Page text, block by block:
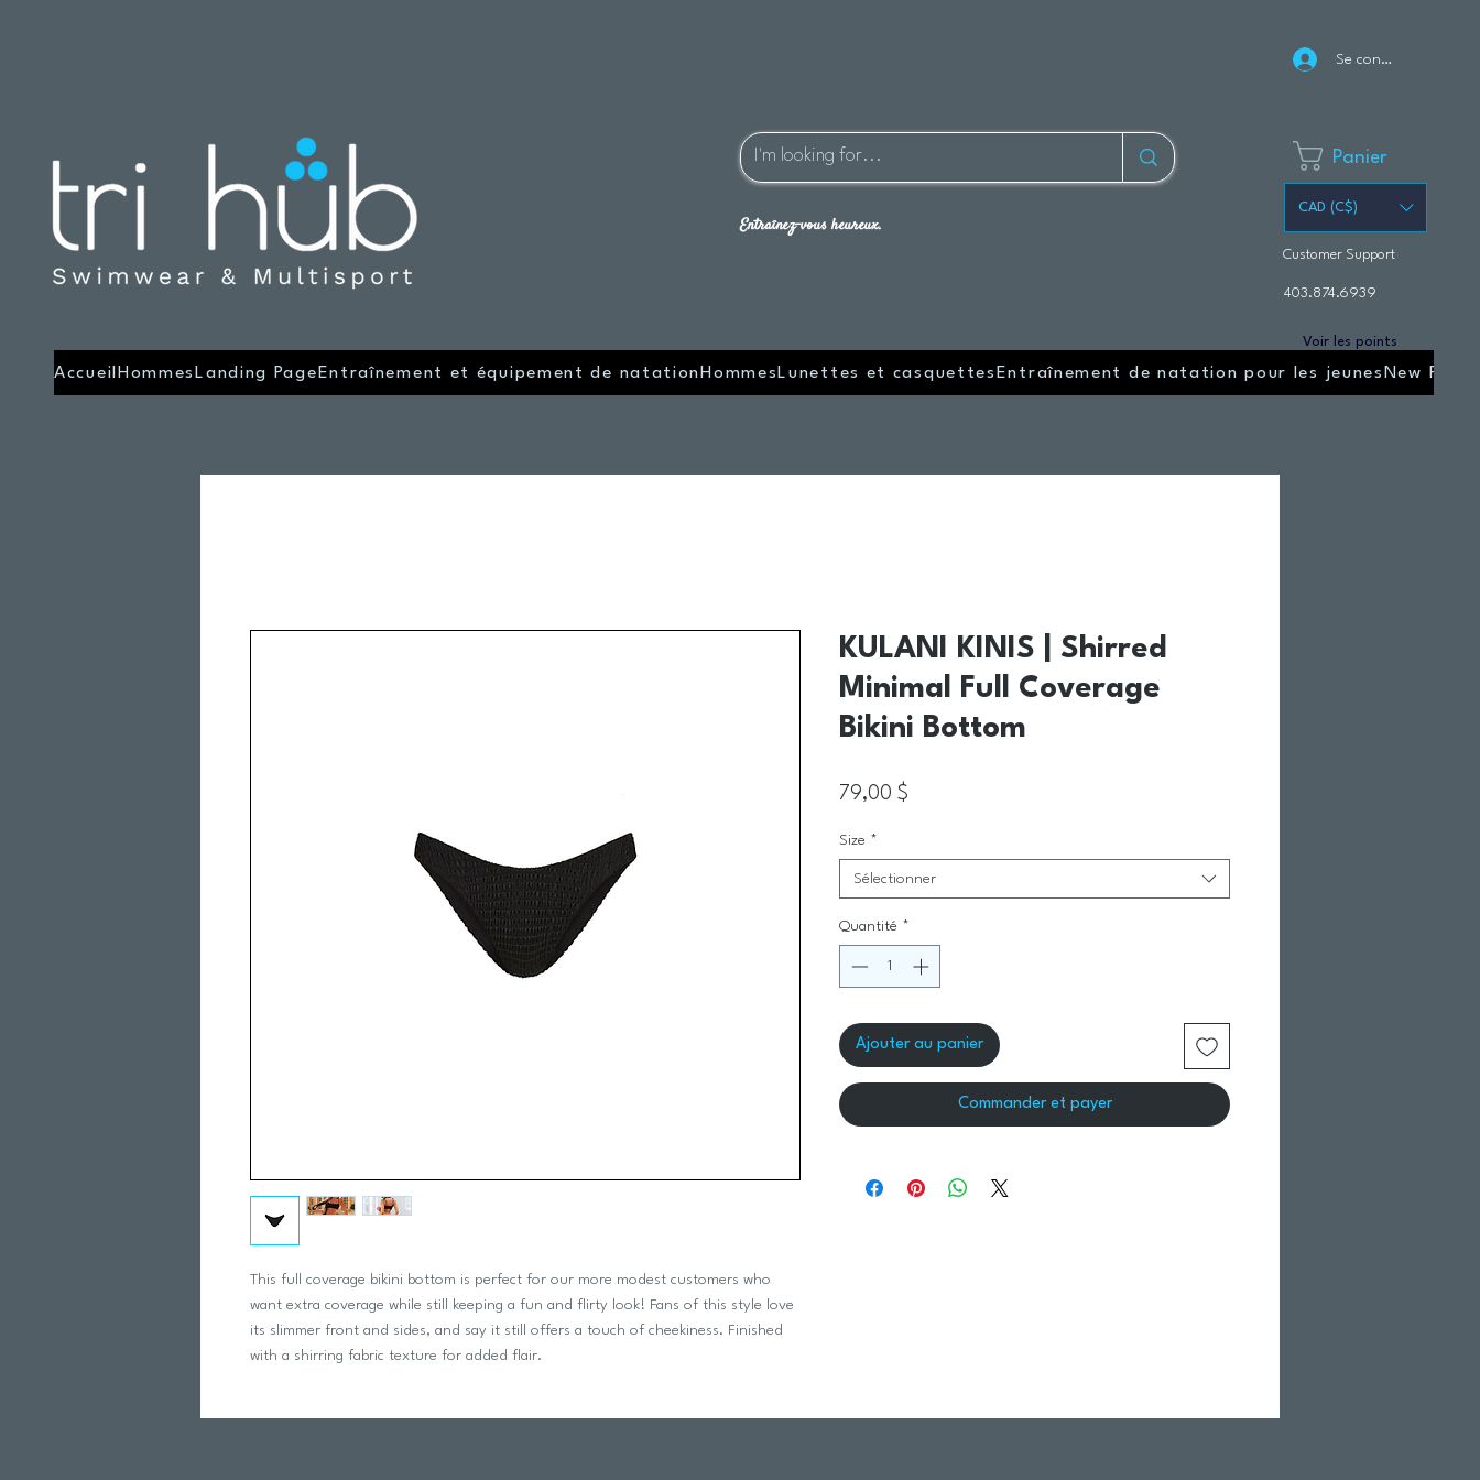
Se connecter
Entraînez-vous heureux.
Panier
CAD (C$)
Customer Support
403.874.6939
Voir les points
Accueil Hommes Landing Page Entraînement et équipement de natation Hommes Lunettes et casquettes Entraînement de natation pour les jeunes New Page
This full coverage bikini bottom is perfect for our more modest customers who
want extra coverage while still keeping a fun and flirty look! Fans of this style love
its slimmer front and sides, and say it still offers a touch of cheekiness. Finished
with a shirring fabric texture for added flair.
KULANI KINIS | Shirred
Minimal Full Coverage
Bikini Bottom
79,00 $
Size *
Sélectionner
Quantité *
Ajouter au panier
Commander et payer